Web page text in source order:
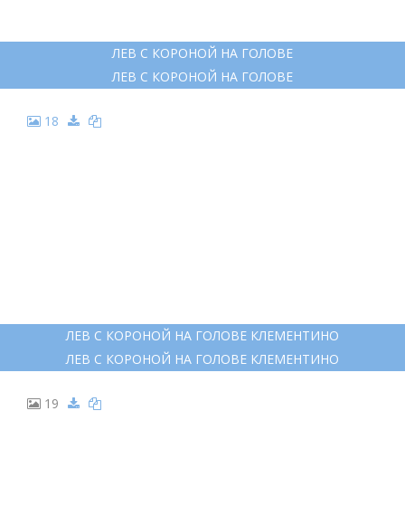
ЛЕВ С КОРОНОЙ НА ГОЛОВЕ
ЛЕВ С КОРОНОЙ НА ГОЛОВЕ
18
ЛЕВ С КОРОНОЙ НА ГОЛОВЕ КЛЕМЕНТИНО
ЛЕВ С КОРОНОЙ НА ГОЛОВЕ КЛЕМЕНТИНО
19